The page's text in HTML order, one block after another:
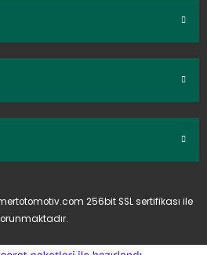
256bit SSL sertifikası ile